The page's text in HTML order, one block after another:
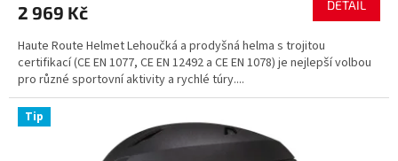
2 969 Kč DETAIL
Haute Route Helmet Lehoučká a prodyšná helma s trojitou
certifikací (CE EN 1077, CE EN 12492 a CE EN 1078) je nejlepší volbou
pro různé sportovní aktivity a rychlé túry....
Tip